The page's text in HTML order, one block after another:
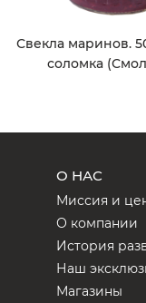
Свекла маринов.
соломка
О НАС
Миссия и
О компании
История
Наш
Магазины